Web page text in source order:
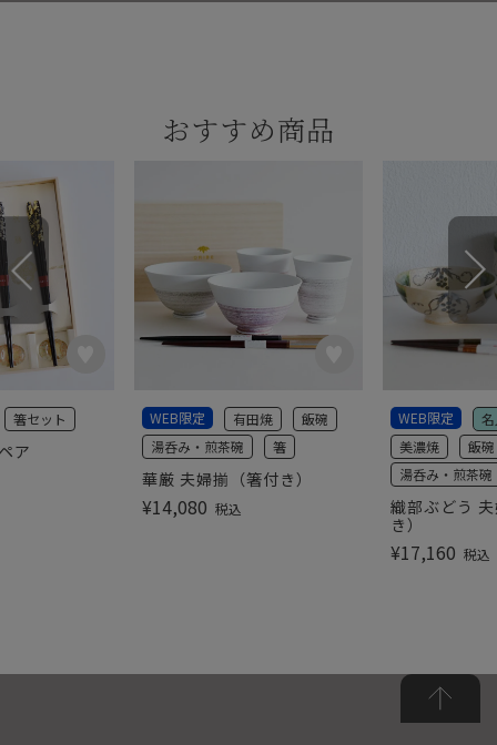
おすすめ商品
ア
箸セット
華厳 夫婦揃（箸付き）
WEB限定 有田焼
飯碗
湯呑み・煎茶碗
箸
¥14,080 税込
織部ぶどう
き）
WEB限定
美濃焼
飯碗
湯呑み・煎茶碗
¥17,160 税込